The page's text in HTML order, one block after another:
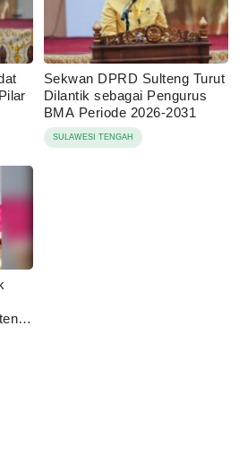
Sekwan DPRD Sulteng Turut
Dilantik sebagai Pengurus
BMA Periode 2026-2031
SULAWESI TENGAH